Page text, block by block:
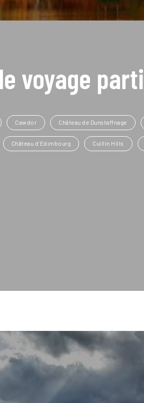
voyage
Cawdor Château de Dunstaffnage
Château d'Edimbourg Cuillin Hills